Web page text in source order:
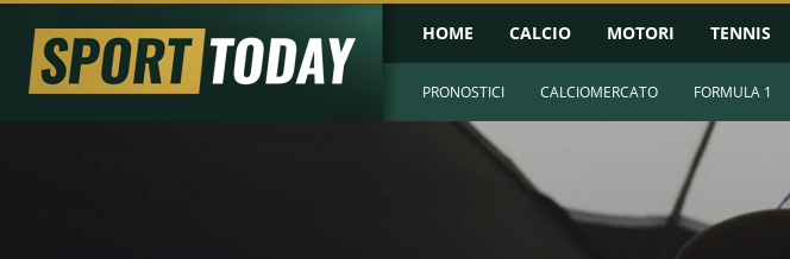
HOME CALCIO MOTORI TENNIS
PRONOSTICI CALCIOMERCATO FORMULA 1